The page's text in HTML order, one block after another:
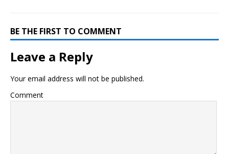
BE THE FIRST TO COMMENT
Leave a Reply
Your email address will not be published.
Comment